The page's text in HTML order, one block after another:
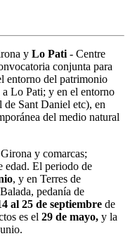
y Lo Pati - Centre
conjunta para
entorno del patrimonio
a Lo Pati; y en el entorno
Sant Daniel etc), en
del medio natural
y comarcas;
edad. El periodo de
, y en Terres de
pedanía de
al 25 de septiembre de
es el 29 de mayo, y la